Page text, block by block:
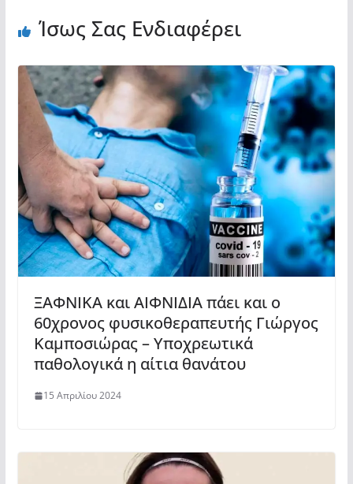
Ίσως Σας Ενδιαφέρει
ΞΑΦΝΙΚΑ και ΑΙΦΝΙΔΙΑ πάει και ο
60χρονος φυσικοθεραπευτής Γιώργος
Καμποσιώρας – Υποχρεωτικά
παθολογικά η αίτια θανάτου
15 Απριλίου 2024